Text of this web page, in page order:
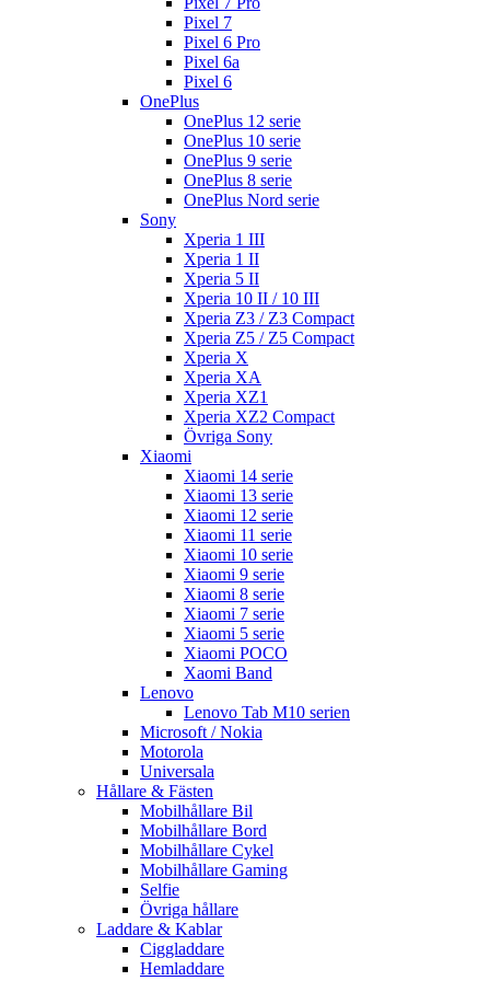
Pixel 7
Pixel 6 Pro
Pixel 6a
Pixel 6
OnePlus
OnePlus 12 serie
OnePlus 10 serie
OnePlus 9 serie
OnePlus 8 serie
OnePlus Nord serie
Sony
Xperia 1 III
Xperia 1 II
Xperia 5 II
Xperia 10 II / 10 III
Xperia Z3 / Z3 Compact
Xperia Z5 / Z5 Compact
Xperia X
Xperia XA
Xperia XZ1
Xperia XZ2 Compact
Övriga Sony
Xiaomi
Xiaomi 14 serie
Xiaomi 13 serie
Xiaomi 12 serie
Xiaomi 11 serie
Xiaomi 10 serie
Xiaomi 9 serie
Xiaomi 8 serie
Xiaomi 7 serie
Xiaomi 5 serie
Xiaomi POCO
Xaomi Band
Lenovo
Lenovo Tab M10 serien
Microsoft / Nokia
Motorola
Universala
Hållare & Fästen
Mobilhållare Bil
Mobilhållare Bord
Mobilhållare Cykel
Mobilhållare Gaming
Selfie
Övriga hållare
Laddare & Kablar
Ciggladdare
Hemladdare